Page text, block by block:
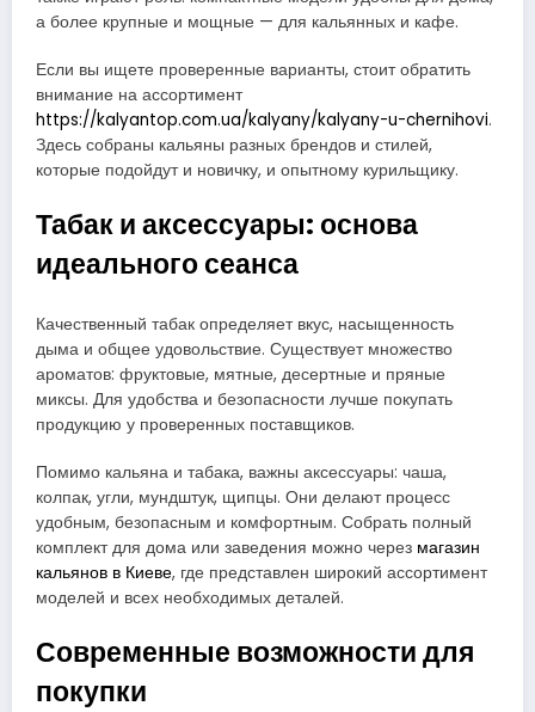
а более крупные и мощные — для кальянных и кафе.
Если вы ищете проверенные варианты, стоит обратить
внимание на ассортимент
https://kalyantop.com.ua/kalyany/kalyany-u-chernihovi.
Здесь собраны кальяны разных брендов и стилей,
которые подойдут и новичку, и опытному курильщику.
Табак и аксессуары: основа
идеального сеанса
Качественный табак определяет вкус, насыщенность
дыма и общее удовольствие. Существует множество
ароматов: фруктовые, мятные, десертные и пряные
миксы. Для удобства и безопасности лучше покупать
продукцию у проверенных поставщиков.
Помимо кальяна и табака, важны аксессуары: чаша,
колпак, угли, мундштук, щипцы. Они делают процесс
удобным, безопасным и комфортным. Собрать полный
комплект для дома или заведения можно через магазин
кальянов в Киеве, где представлен широкий ассортимент
моделей и всех необходимых деталей.
Современные возможности для
покупки